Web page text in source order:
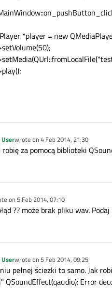
*player = new
wrote on 4 Feb 2014, 21:30
last edited by
robię za pomocą biblioteki
on 5 Feb 2014, 07:10
edited by
?? może brak pliku wav.
wrote on 5 Feb 2014, 09:25
last edited by
pełnej ścieżki to samo. Jak
QSoundEffect(qaudio): Error